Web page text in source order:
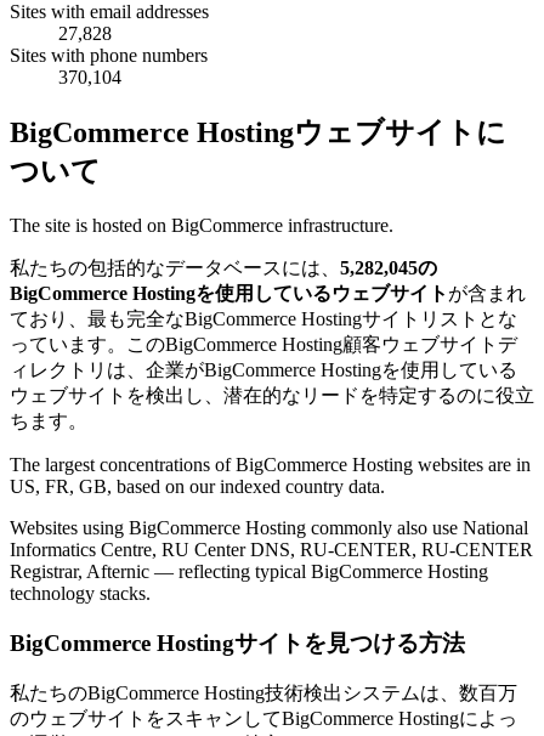
Sites with email addresses
27,828
Sites with phone numbers
370,104
BigCommerce Hostingウェブサイトに
ついて
The site is hosted on BigCommerce infrastructure.
私たちの包括的なデータベースには、 5,282,045の
BigCommerce Hostingを使用しているウェブサイト が含まれ
ており、最も完全なBigCommerce Hostingサイトリストとな
っています。このBigCommerce Hosting顧客ウェブサイトデ
ィレクトリは、企業がBigCommerce Hostingを使用している
ウェブサイトを検出し、潜在的なリードを特定するのに役立
ちます。
The largest concentrations of BigCommerce Hosting websites are in
US, FR, GB, based on our indexed country data.
Websites using BigCommerce Hosting commonly also use National
Informatics Centre, RU Center DNS, RU-CENTER, RU-CENTER
Registrar, Afternic — reflecting typical BigCommerce Hosting
technology stacks.
BigCommerce Hostingサイトを見つける方法
私たちのBigCommerce Hosting技術検出システムは、数百万
のウェブサイトをスキャンしてBigCommerce Hostingによっ